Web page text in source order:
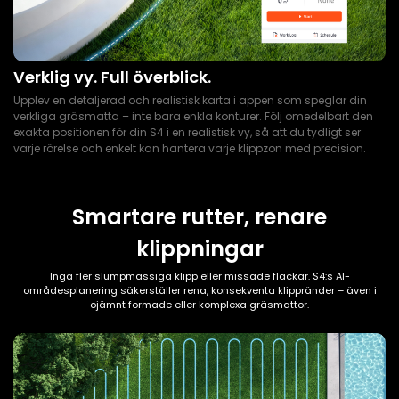
Verklig vy. Full överblick.
Upplev en detaljerad och realistisk karta i appen som speglar din
verkliga gräsmatta – inte bara enkla konturer. Följ omedelbart den
exakta positionen för din S4 i en realistisk vy, så att du tydligt ser
varje rörelse och enkelt kan hantera varje klippzon med precision.
Smartare rutter, renare
klippningar
Inga fler slumpmässiga klipp eller missade fläckar. S4:s AI-
områdesplanering säkerställer rena, konsekventa klippränder – även i
ojämnt formade eller komplexa gräsmattor.